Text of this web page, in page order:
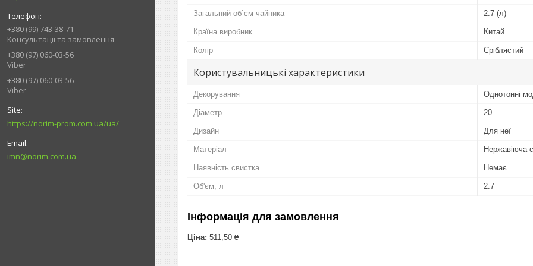
+380 (99) 743-38-71
Консультації та замовлення
+380 (97) 060-03-56
Viber
+380 (97) 060-03-56
Viber
https://norim-prom.com.ua/ua/
imn@norim.com.ua
Загальний об`єм чайника 2.7 (л)
Країна виробник Китай
Колір Сріблястий
Користувальницькі характеристики
Декорування Однотонні
Діаметр 20
Дизайн Для неї
Матеріал Нержавіюча
Наявність свистка Немає
Об'єм, л 2.7
Інформація для замовлення
Ціна: 511,50 ₴